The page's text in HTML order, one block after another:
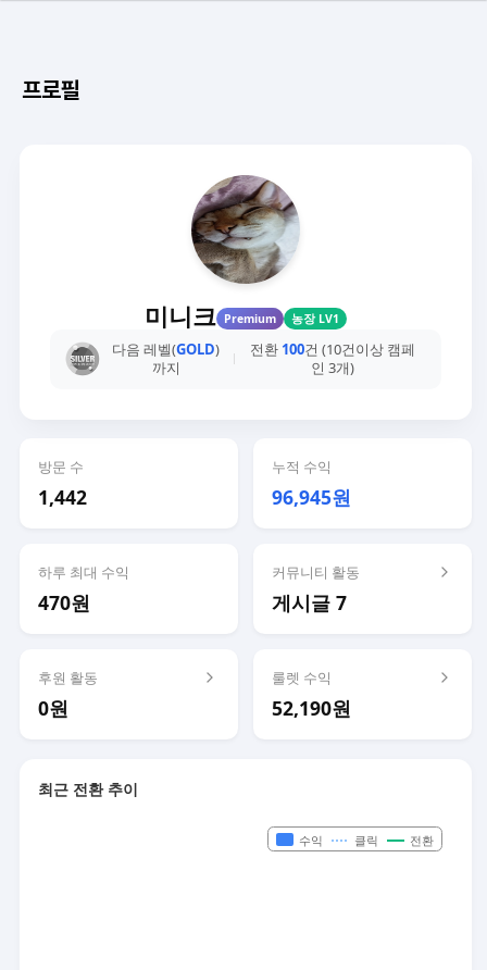
프로필
미니크 Premium 농장 LV1
다음 레벨(GOLD)
까지
전환 100건 (10건이상 캠페
인 3개)
방문 수
1,442
누적 수익
96,945원
하루 최대 수익
470원
커뮤니티 활동
게시글 7
후원 활동
0원
룰렛 수익
52,190원
최근 전환 추이